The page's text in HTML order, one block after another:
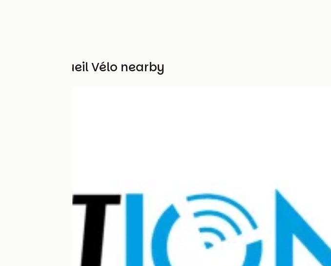
Other Accueil Vélo nearby